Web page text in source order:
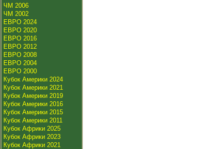
ЧМ 2006
ЧМ 2002
ЕВРО 2024
ЕВРО 2020
ЕВРО 2016
ЕВРО 2012
ЕВРО 2008
ЕВРО 2004
ЕВРО 2000
Кубок Америки 2024
Кубок Америки 2021
Кубок Америки 2019
Кубок Америки 2016
Кубок Америки 2015
Кубок Америки 2011
Кубок Африки 2025
Кубок Африки 2023
Кубок Африки 2021